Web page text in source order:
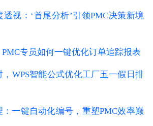
视：‘首尾分析’引领PMC决策新境
专员如何一键优化订单追踪报表
WPS智能公式优化工厂五一假日排
一键自动化编号，重塑PMC效率巅